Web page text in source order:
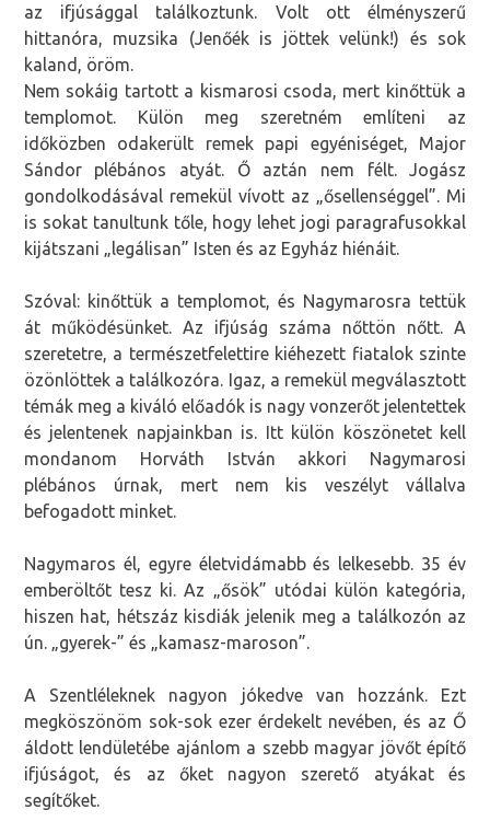
az ifjúsággal találkoztunk. Volt ott élményszerű
hittanóra, muzsika (Jenőék is jöttek velünk!) és sok
kaland, öröm.
Nem sokáig tartott a kismarosi csoda, mert kinőttük a
templomot. Külön meg szeretném említeni az
időközben odakerült remek papi egyéniséget, Major
Sándor plébános atyát. Ő aztán nem félt. Jogász
gondolkodásával remekül vívott az „ősellenséggel”. Mi
is sokat tanultunk tőle, hogy lehet jogi paragrafusokkal
kijátszani „legálisan” Isten és az Egyház hiénáit.
Szóval: kinőttük a templomot, és Nagymarosra tettük
át működésünket. Az ifjúság száma nőttön nőtt. A
szeretetre, a természetfelettire kiéhezett fiatalok szinte
özönlöttek a találkozóra. Igaz, a remekül megválasztott
témák meg a kiváló előadók is nagy vonzerőt jelentettek
és jelentenek napjainkban is. Itt külön köszönetet kell
mondanom Horváth István akkori Nagymarosi
plébános úrnak, mert nem kis veszélyt vállalva
befogadott minket.
Nagymaros él, egyre életvidámabb és lelkesebb. 35 év
emberöltőt tesz ki. Az „ősök” utódai külön kategória,
hiszen hat, hétszáz kisdiák jelenik meg a találkozón az
ún. „gyerek-” és „kamasz-maroson”.
A Szentléleknek nagyon jókedve van hozzánk. Ezt
megköszönöm sok-sok ezer érdekelt nevében, és az Ő
áldott lendületébe ajánlom a szebb magyar jövőt építő
ifjúságot, és az őket nagyon szerető atyákat és
segítőket.